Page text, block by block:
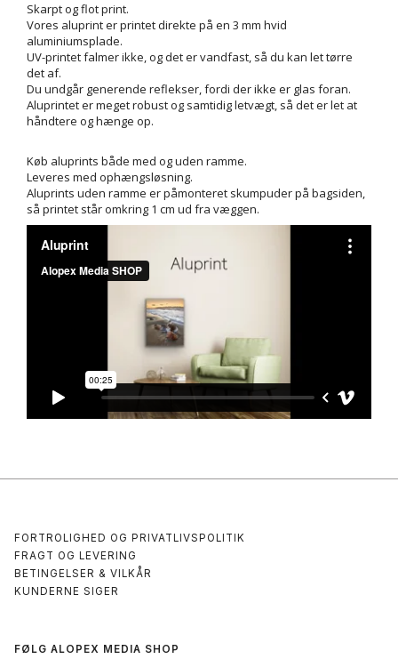
Skarpt og flot print.
Vores aluprint er printet direkte på en 3 mm hvid
aluminiumsplade.
UV-printet falmer ikke, og det er vandfast, så du kan let tørre
det af.
Du undgår generende reflekser, fordi der ikke er glas foran.
Aluprintet er meget robust og samtidig letvægt, så det er let at
håndtere og hænge op.
Køb aluprints både med og uden ramme.
Leveres med ophængsløsning.
Aluprints uden ramme er påmonteret skumpuder på bagsiden,
så printet står omkring 1 cm ud fra væggen.
FORTROLIGHED OG PRIVATLIVSPOLITIK
FRAGT OG LEVERING
BETINGELSER & VILKÅR
KUNDERNE SIGER
FØLG ALOPEX MEDIA SHOP